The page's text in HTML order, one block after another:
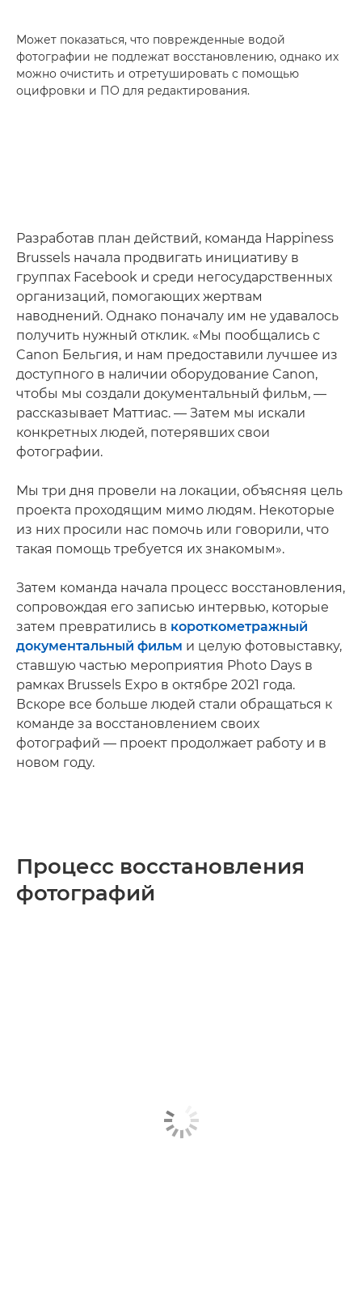
Может показаться, что поврежденные водой
фотографии не подлежат восстановлению, однако их
можно очистить и отретушировать с помощью
оцифровки и ПО для редактирования.
Разработав план действий, команда Happiness
Brussels начала продвигать инициативу в
группах Facebook и среди негосударственных
организаций, помогающих жертвам
наводнений. Однако поначалу им не удавалось
получить нужный отклик. «Мы пообщались с
Canon Бельгия, и нам предоставили лучшее из
доступного в наличии оборудование Canon,
чтобы мы создали документальный фильм, —
рассказывает Маттиас. — Затем мы искали
конкретных людей, потерявших свои
фотографии.
Мы три дня провели на локации, объясняя цель
проекта проходящим мимо людям. Некоторые
из них просили нас помочь или говорили, что
такая помощь требуется их знакомым».
Затем команда начала процесс восстановления,
сопровождая его записью интервью, которые
затем превратились в короткометражный
документальный фильм и целую фотовыставку,
ставшую частью мероприятия Photo Days в
рамках Brussels Expo в октябре 2021 года.
Вскоре все больше людей стали обращаться к
команде за восстановлением своих
фотографий — проект продолжает работу и в
новом году.
Процесс восстановления
фотографий